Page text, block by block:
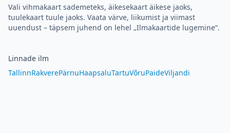
Vali vihmakaart sademeteks, äikesekaart äikese jaoks,
tuulekaart tuule jaoks. Vaata värve, liikumist ja viimast
uuendust – täpsem juhend on lehel „Ilmakaartide lugemine“.
Linnade ilm
TallinnRakverePärnuHaapsaluTartuVõruPaideViljandi